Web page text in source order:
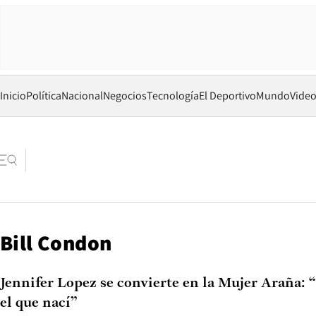
InicioPolíticaNacionalNegociosTecnologíaEl DeportivoMundo
Bill Condon
Jennifer Lopez se convierte en la Mujer Araña:
el que nací”